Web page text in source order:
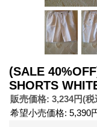
(SALE
SHORTS
販売価格: 3,234円(税
希望小売価格: 5,390